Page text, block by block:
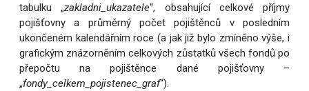
tabulku „zakladni_ukazatele“, obsahující celkové příjmy
pojišťovny a průměrný počet pojištěnců v posledním
ukončeném kalendářním roce (a jak již bylo zmíněno výše, i
grafickým znázorněním celkových zůstatků všech fondů po
přepočtu na pojištěnce dané pojišťovny –
„fondy_celkem_pojistenec_graf“).